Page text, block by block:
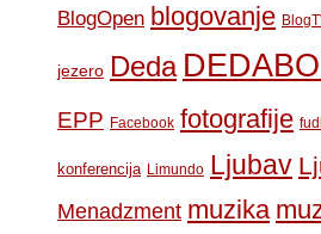
BlogOpen blogovanje
jezero Deda
EPP Facebook fotografije
konferencija Limundo Ljubav
Menadzment muzika